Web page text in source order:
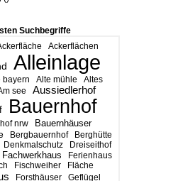
Suchbegriffe
Ackerflächen
Alleinlage
bayern Alte mühle
Altes
see Aussiedlerhof
Bauernhof
nrw Bauernhäuser
Bergbauernhof
Berghütte
Denkmalschutz Dreiseithof
Fachwerkhaus
Ferienhaus
Fischweiher Fläche
Forsthäuser
Geflügel